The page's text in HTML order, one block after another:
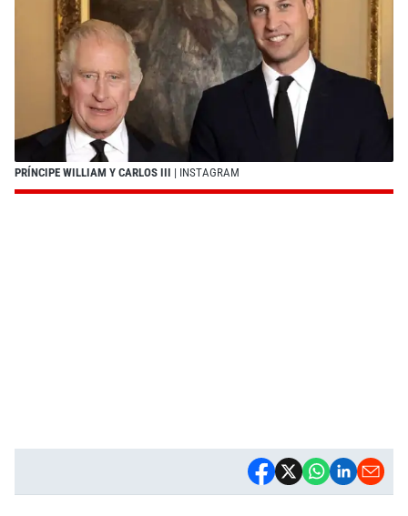
PRÍNCIPE WILLIAM Y CARLOS III | INSTAGRAM